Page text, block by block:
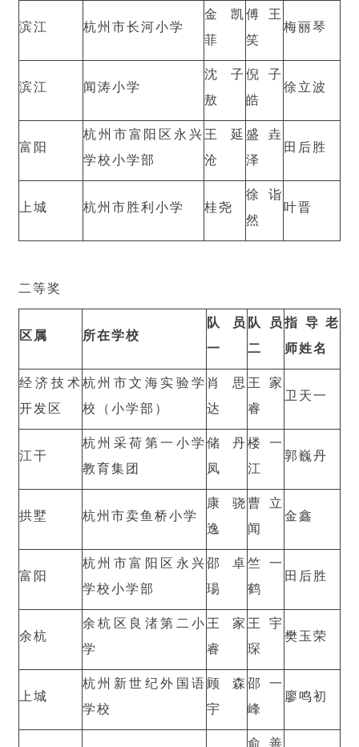
滨江 杭州市长河小学
金凯
菲
傅王
笑
梅丽琴
滨江 闻涛小学
沈子
敖
倪子
皓
徐立波
富阳
杭州市富阳区永兴
学校小学部
王延
沧
盛垚
泽
田后胜
上城 杭州市胜利小学 桂尧
徐诣
然
叶晋
二等奖
区属 所在学校
队员
一
队员
二
指导老
师姓名
经济技术
开发区
杭州市文海实验学
校（小学部）
肖思
达
王家
睿
卫天一
江干
杭州采荷第一小学
教育集团
储丹
凤
楼一
江
郭巍丹
拱墅 杭州市卖鱼桥小学
康骁
逸
曹立
闻
金鑫
富阳
杭州市富阳区永兴
学校小学部
邵卓
瑒
竺一
鹤
田后胜
余杭
余杭区良渚第二小
学
王家
睿
王宇
琛
樊玉荣
上城
杭州新世纪外国语
学校
顾森
宇
邵一
峰
廖鸣初
俞善